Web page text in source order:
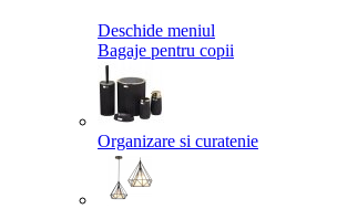
Deschide meniul
Bagaje pentru copii
Organizare si curatenie